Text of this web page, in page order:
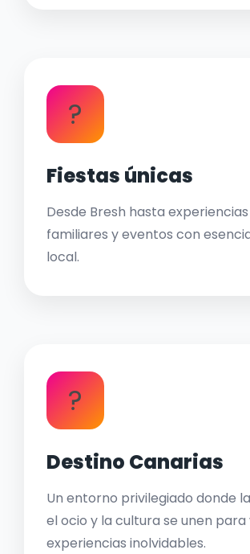
?
Fiestas únicas
Desde Bresh hasta experiencias
familiares y eventos con
local.
?
Destino Canarias
Un entorno privilegiado donde
el ocio y la cultura se unen para
experiencias inolvidables.